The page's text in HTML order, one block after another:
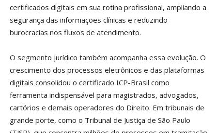
certificados digitais em sua rotina profissional, ampliando a
segurança das informações clínicas e reduzindo
burocracias nos fluxos de atendimento.
O segmento jurídico também acompanha essa evolução. O
crescimento dos processos eletrônicos e das plataformas
digitais consolidou o certificado ICP-Brasil como
ferramenta indispensável para magistrados, advogados,
cartórios e demais operadores do Direito. Em tribunais de
grande porte, como o Tribunal de Justiça de São Paulo